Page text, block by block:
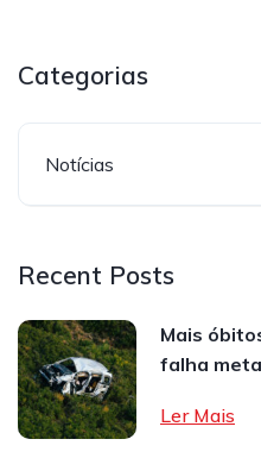
Categorias
Notícias
Recent Posts
Mais
falha
Ler Mais